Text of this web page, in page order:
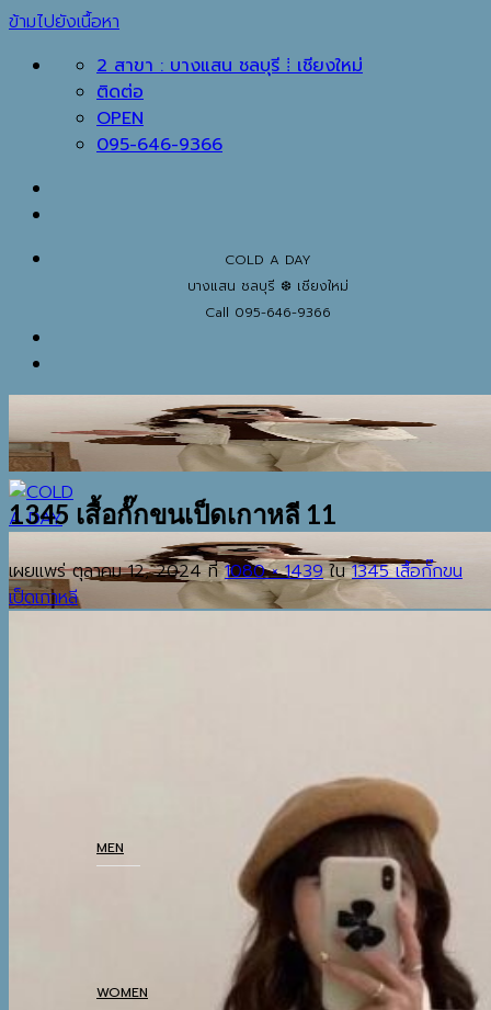
ข้ามไปยังเนื้อหา
2 สาขา : บางแสน ชลบุรี ⁞ เชียงใหม่
ติดต่อ
OPEN
095-646-9366
COLD A DAY
บางแสน ชลบุรี ❆ เชียงใหม่
Call 095-646-9366
MEN
THERMAL UNDERWEAR
WOMEN
1345 เสื้อกั๊กขนเป็ดเกาหลี 11
เผยแพร่ตุลาคม 12, 2024ที่1080 × 1439ใน1345 เสื้อกั๊กขน
เป็ดเกาหลี